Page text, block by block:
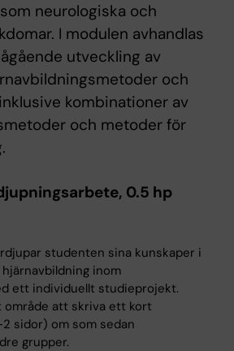
neurologiska och
I modulen avhandlas
utveckling av
och
kombinationer av
och metoder för
0.5 hp
studenten sina kunskaper i
inom
ett individuellt studieprojekt.
att skriva ett kort
sidor) om som sedan
grupper.